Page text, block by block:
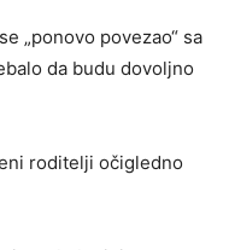
„ponovo povezao“ sa
da budu dovoljno
roditelji očigledno